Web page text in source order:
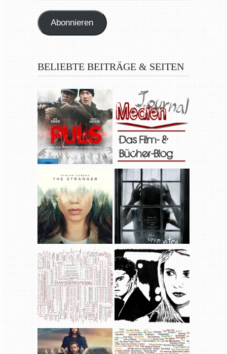
Abonnieren
BELIEBTE BEITRÄGE & SEITEN